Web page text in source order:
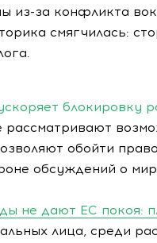
из-за конфликта
смягчилась:
блокировку
обойти
обсуждений о
не дают ЕС покоя:
лица, среди